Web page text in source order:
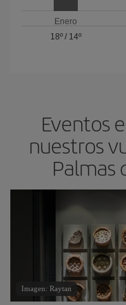
Enero
18º/ 14º
Eventos
nuestros
Palmas
Imagen: Raytan